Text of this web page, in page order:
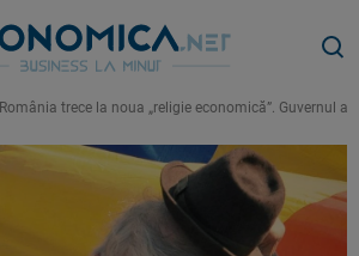
România trece la noua „religie economică”. Guvernul